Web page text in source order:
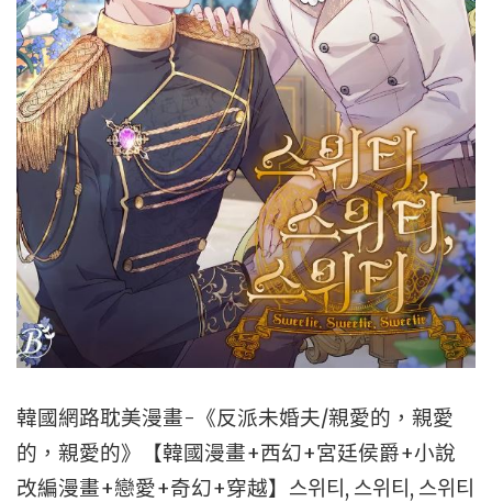
韓國網路耽美漫畫-《反派未婚夫/親愛的，親愛
的，親愛的》【韓國漫畫+西幻+宮廷侯爵+小說
改編漫畫+戀愛+奇幻+穿越】스위티, 스위티, 스위티